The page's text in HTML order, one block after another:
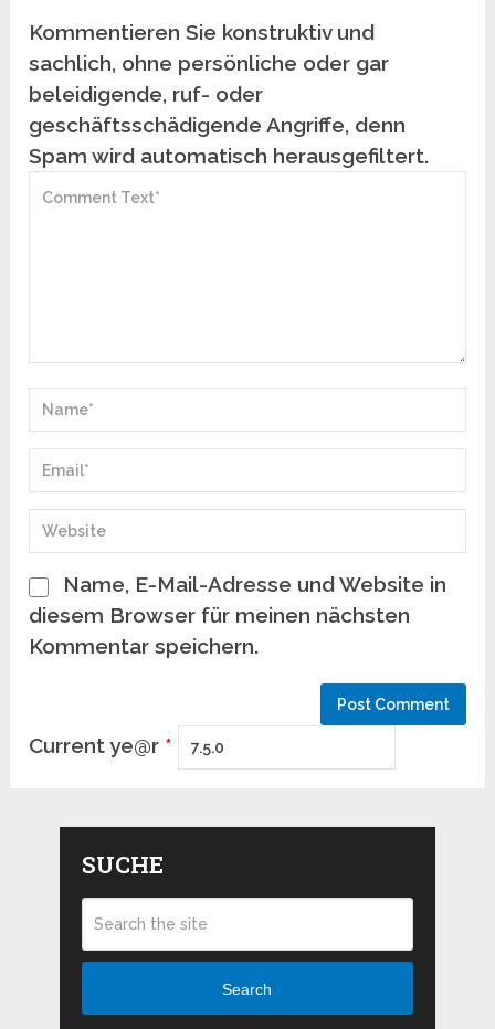
Kommentieren Sie konstruktiv und
sachlich, ohne persönliche oder gar
beleidigende, ruf- oder
geschäftsschädigende Angriffe, denn
Spam wird automatisch herausgefiltert.
Name, E-Mail-Adresse und Website in
diesem Browser für meinen nächsten
Kommentar speichern.
Current ye@r *
SUCHE
Search